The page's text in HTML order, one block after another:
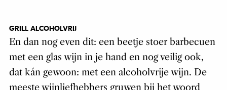
GRILL ALCOHOLVRIJ
En dan nog even dit: een beetje stoer barbecuen
met een glas wijn in je hand en nog veilig ook,
dat kán gewoon: met een alcoholvrije wijn. De